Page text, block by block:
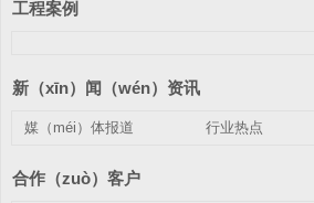
工程案例
新（xīn）闻（wén）资讯
媒（méi）体报道 行业热点
合作（zuò）客户